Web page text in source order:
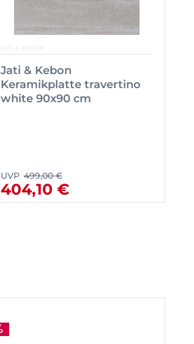
JATI & KEBON
Jati & Kebon
Keramikplatte travertino
white 90x90 cm
UVP 499,00 €
404,10 €